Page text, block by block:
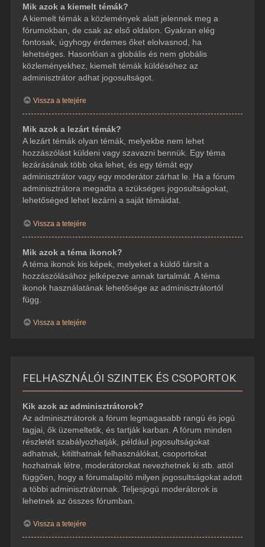
Mik azok a kiemelt témák?
A kiemelt témák a közlemények alatt jelennek meg a
fórumokban, de csak az első oldalon. Gyakran elég
fontosak, úgyhogy érdemes őket elolvasnod, ha
lehetséges. Hasonlóan a globális és nem globális
közleményekhez, kiemelt témák küldéséhez az
adminisztrátor adhat jogosultságot.
Vissza a tetejére
Mik azok a lezárt témák?
A lezárt témák olyan témák, melyekbe nem lehet
hozzászólást küldeni vagy szavazni bennük. Egy téma
lezárásának több oka lehet, és egy témát egy
adminisztrátor vagy egy moderátor zárhat le. Ha a fórum
adminisztrátora megadta a szükséges jogosultságokat,
lehetőséged lehet lezárni a saját témáidat.
Vissza a tetejére
Mik azok a téma ikonok?
A téma ikonok kis képek, melyeket a küldő társít a
hozzászólásához jelképezve annak tartalmát. A téma
ikonok használatának lehetősége az adminisztrátortól
függ.
Vissza a tetejére
FELHASZNÁLÓI SZINTEK ÉS CSOPORTOK
Kik azok az adminisztrátorok?
Az adminisztrátorok a fórum legmagasabb rangú és jogú
tagjai, ők üzemeltetik, és tartják karban. A fórum minden
részletét szabályozhatják, például jogosultságokat
adhatnak, kitilthatnak felhasználókat, csoportokat
hozhatnak létre, moderátorokat nevezhetnek ki stb. attól
függően, hogy a fórumalapító milyen jogosultságokat adott
a többi adminisztrátornak. Teljesjogú moderátorok is
lehetnek az összes fórumban.
Vissza a tetejére